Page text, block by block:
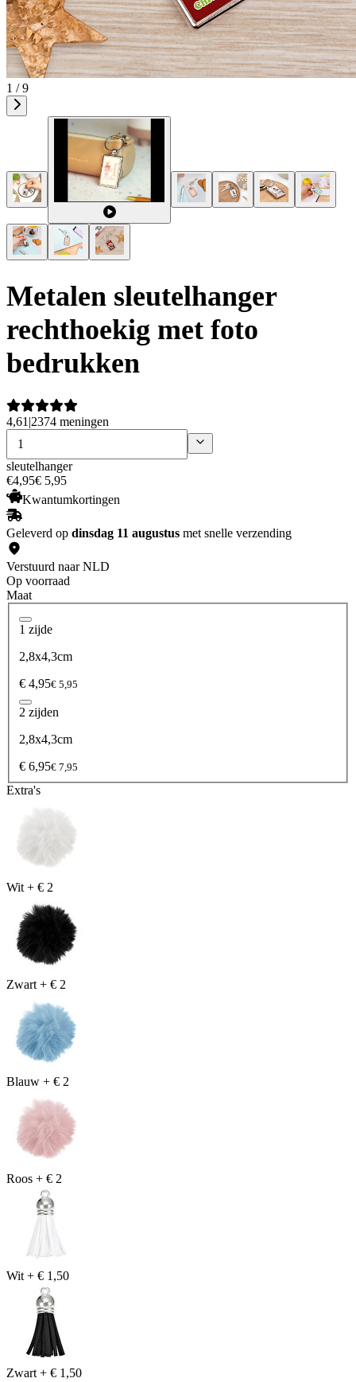
1 / 9
Metalen sleutelhanger
rechthoekig met foto
bedrukken
4,61 |2374 meningen
sleutelhanger
€4,95€ 5,95
Kwantumkortingen
Geleverd op dinsdag 11 augustus met snelle verzending
Verstuurd naar NLD
Op voorraad
Maat
1 zijde
2,8x4,3cm
€ 4,95€ 5,95
2 zijden
2,8x4,3cm
€ 6,95€ 7,95
Extra's
Wit + € 2
Zwart + € 2
Blauw + € 2
Roos + € 2
Wit + € 1,50
Zwart + € 1,50